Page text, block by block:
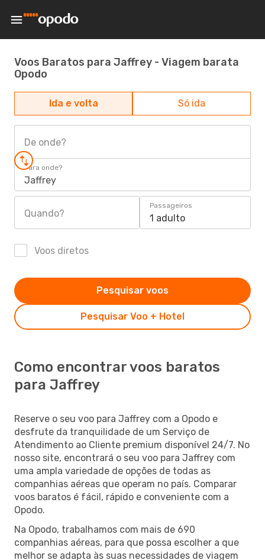
Voos Baratos para Jaffrey - Viagem barata
Opodo
Ida e volta Só ida
De onde?
Para onde?
Jaffrey
Quando?
Passageiros
1 adulto
Voos diretos
Pesquisar Voo + Hotel
Pesquisar voos
Como encontrar voos baratos
para Jaffrey
Reserve o seu voo para Jaffrey com a Opodo e
desfrute da tranquilidade de um Serviço de
Atendimento ao Cliente premium disponível 24/7. No
nosso site, encontrará o seu voo para Jaffrey com
uma ampla variedade de opções de todas as
companhias aéreas que operam no país. Comparar
voos baratos é fácil, rápido e conveniente com a
Opodo.
Na Opodo, trabalhamos com mais de 690
companhias aéreas, para que possa escolher a que
melhor se adapta às suas necessidades de viagem